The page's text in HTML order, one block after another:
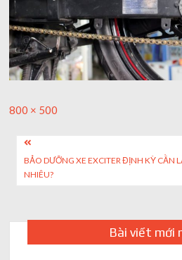
Ứng dụng AI cho chăm sóc khách
24/7
AI agent cho doanh nghiệp khác
Full
800 × 500
Post
navigation
BẢO DƯỠNG XE EXCITER ĐỊNH KỲ CẦN
NHIÊU?
Bài viết mới